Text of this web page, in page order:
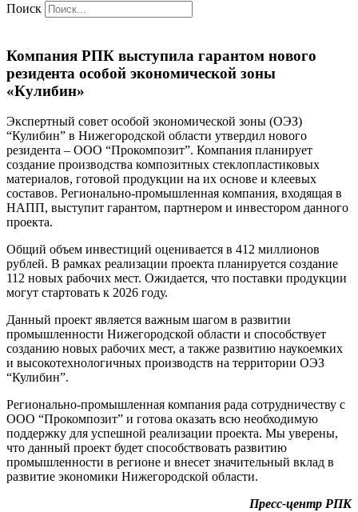
Поиск
Компания РПК выступила гарантом нового
резидента особой экономической зоны
«Кулибин»
Экспертный совет особой экономической зоны (ОЭЗ)
“Кулибин” в Нижегородской области утвердил нового
резидента – ООО “Прокомпозит”. Компания планирует
создание производства композитных стеклопластиковых
материалов, готовой продукции на их основе и клеевых
составов. Регионально-промышленная компания, входящая в
НАПП, выступит гарантом, партнером и инвестором данного
проекта.
Общий объем инвестиций оценивается в 412 миллионов
рублей. В рамках реализации проекта планируется создание
112 новых рабочих мест. Ожидается, что поставки продукции
могут стартовать к 2026 году.
Данный проект является важным шагом в развитии
промышленности Нижегородской области и способствует
созданию новых рабочих мест, а также развитию наукоемких
и высокотехнологичных производств на территории ОЭЗ
“Кулибин”.
Регионально-промышленная компания рада сотрудничеству с
ООО “Прокомпозит” и готова оказать всю необходимую
поддержку для успешной реализации проекта. Мы уверены,
что данный проект будет способствовать развитию
промышленности в регионе и внесет значительный вклад в
развитие экономики Нижегородской области.
Пресс-центр РПК